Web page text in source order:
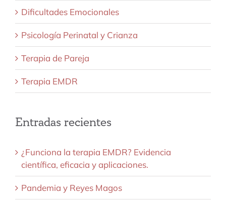
Dificultades Emocionales
Psicología Perinatal y Crianza
Terapia de Pareja
Terapia EMDR
Entradas recientes
¿Funciona la terapia EMDR? Evidencia
científica, eficacia y aplicaciones.
Pandemia y Reyes Magos